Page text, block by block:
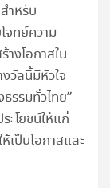
ำหรับ
ทย์ความ
งโอกาสใน
วัลนี้มีหัวใจ
รรมทั่วไทย”
ะโยชน์ให้แก่
ป็นโอกาสและ